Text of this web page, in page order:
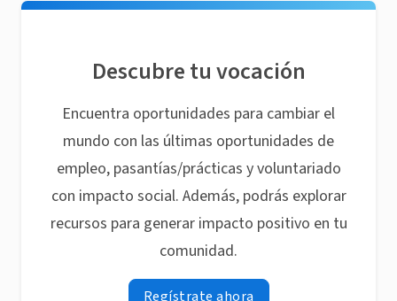
Descubre tu vocación
Encuentra oportunidades para cambiar el
mundo con las últimas oportunidades de
empleo, pasantías/prácticas y voluntariado
con impacto social. Además, podrás explorar
recursos para generar impacto positivo en tu
comunidad.
Regístrate ahora